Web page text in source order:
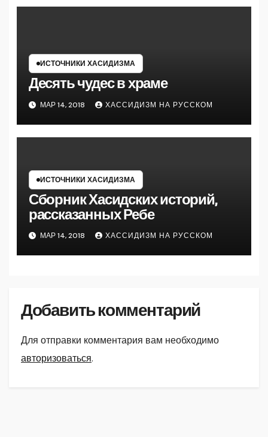
ИСТОЧНИКИ ХАСИДИЗМА
Десять чудес в храме
МАР 14, 2018 ХАССИДИЗМ НА РУССКОМ
ИСТОЧНИКИ ХАСИДИЗМА
Сборник Хасидских историй,
рассказанных Ребе
МАР 14, 2018 ХАССИДИЗМ НА РУССКОМ
Добавить комментарий
Для отправки комментария вам необходимо
авторизоваться.